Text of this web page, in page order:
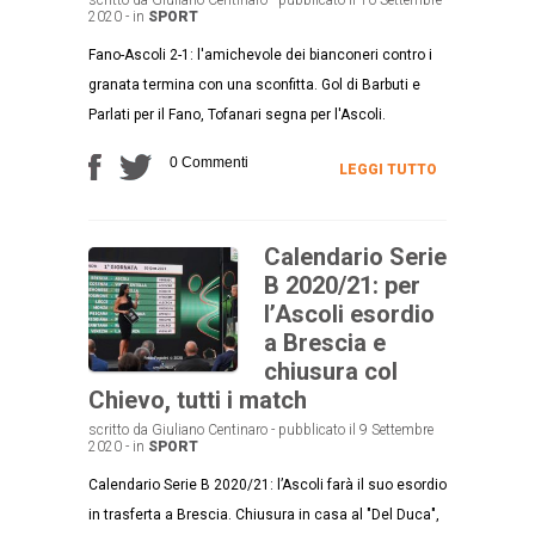
2020 - in SPORT
Fano-Ascoli 2-1: l'amichevole dei bianconeri contro i
granata termina con una sconfitta. Gol di Barbuti e
Parlati per il Fano, Tofanari segna per l'Ascoli.
0 Commenti LEGGI TUTTO
Calendario Serie
B 2020/21: per
l’Ascoli esordio
a Brescia e
chiusura col
Chievo, tutti i match
scritto da Giuliano Centinaro - pubblicato il 9 Settembre
2020 - in SPORT
Calendario Serie B 2020/21: l’Ascoli farà il suo esordio
in trasferta a Brescia. Chiusura in casa al "Del Duca",